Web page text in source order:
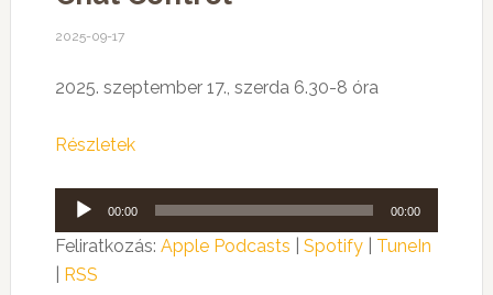
2025-09-17
2025. szeptember 17., szerda 6.30-8 óra
Részletek
Audió
lejátszó
00:00 00:00
Feliratkozás: Apple Podcasts Spotify| TuneIn
RSS